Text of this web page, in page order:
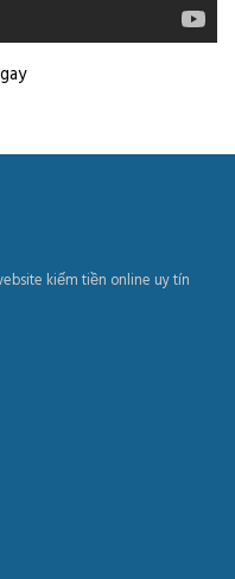
kiếm tiền online uy tín